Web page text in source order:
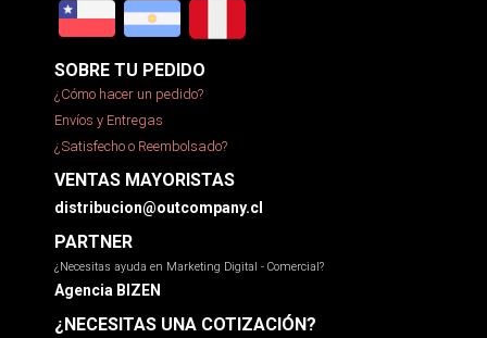
SOBRE TU PEDIDO
¿Cómo hacer un pedido?
Envíos y Entregas
¿Satisfecho o Reembolsado?
VENTAS MAYORISTAS
distribucion@outcompany.cl
PARTNER
¿Necesitas ayuda en Marketing Digital - Comercial?
Agencia BIZEN
¿NECESITAS UNA COTIZACIÓN?